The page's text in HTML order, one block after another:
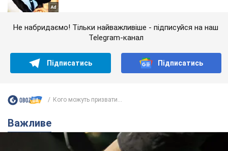
Не набридаємо! Тільки найважливіше - підписуйся на наш
Telegram-канал
Підписатись Підписатись
Кого можуть призвати...
Важливе